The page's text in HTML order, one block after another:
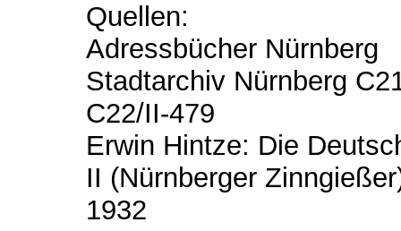
Quellen:
Adressbücher Nürnberg
Stadtarchiv Nürnberg
C22/II-479
Erwin Hintze: Die
II (Nürnberger
1932